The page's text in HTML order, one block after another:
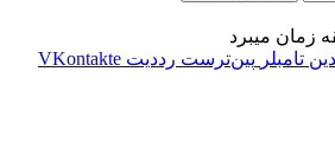
‫تامبلر ‫پین‌ترست ‫رددیت ‫VKontakte